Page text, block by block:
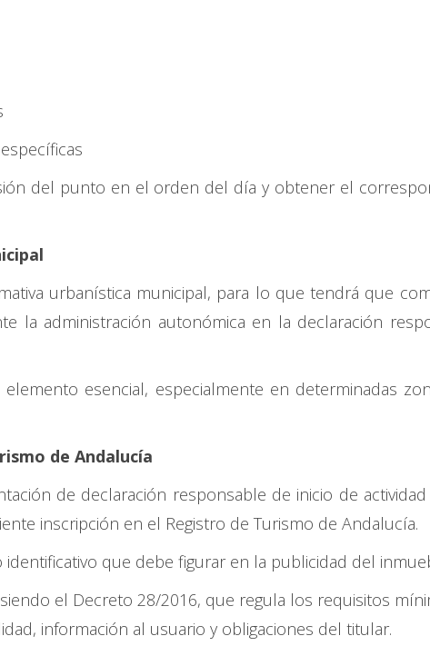
del punto en el orden del día y obtener el
urbanística municipal, para lo que tendrá que
la administración autonómica en la declaración
esencial, especialmente en determinadas
de Andalucía
de declaración responsable de inicio de
inscripción en el Registro de Turismo de Andalucía.
que debe figurar en la publicidad del
el Decreto 28/2016, que regula los requisitos
información al usuario y obligaciones del titular.